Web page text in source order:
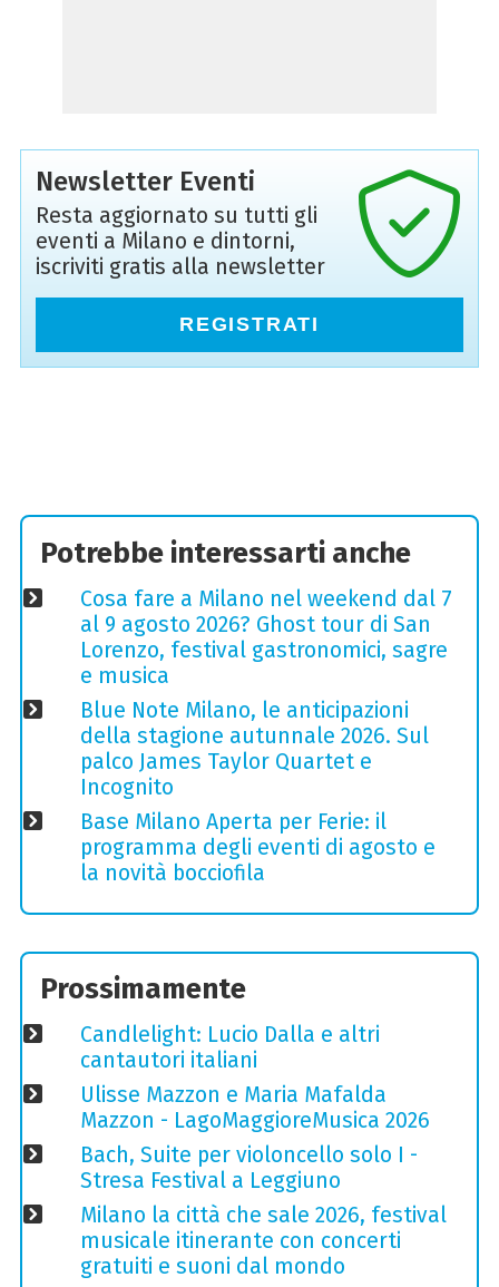
Newsletter Eventi
Resta aggiornato su tutti gli
eventi a Milano e dintorni,
iscriviti gratis alla newsletter
REGISTRATI
Potrebbe interessarti anche
Cosa fare a Milano nel weekend dal 7
al 9 agosto 2026? Ghost tour di San
Lorenzo, festival gastronomici, sagre
e musica
Blue Note Milano, le anticipazioni
della stagione autunnale 2026. Sul
palco James Taylor Quartet e
Incognito
Base Milano Aperta per Ferie: il
programma degli eventi di agosto e
la novità bocciofila
Prossimamente
Candlelight: Lucio Dalla e altri
cantautori italiani
Ulisse Mazzon e Maria Mafalda
Mazzon - LagoMaggioreMusica 2026
Bach, Suite per violoncello solo I -
Stresa Festival a Leggiuno
Milano la città che sale 2026, festival
musicale itinerante con concerti
gratuiti e suoni dal mondo